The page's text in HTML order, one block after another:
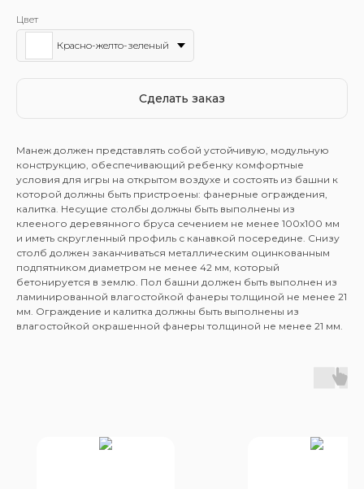
Цвет
Красно-желто-зеленый
Сделать заказ
Манеж должен представлять собой устойчивую, модульную
конструкцию, обеспечивающий ребенку комфортные
условия для игры на открытом воздухе и состоять из башни к
которой должны быть пристроены: фанерные ограждения,
калитка. Несущие столбы должны быть выполнены из
клееного деревянного бруса сечением не менее 100х100 мм
и иметь скругленный профиль с канавкой посередине. Снизу
столб должен заканчиваться металлическим оцинкованным
подпятником диаметром не менее 42 мм, который
бетонируется в землю. Пол башни должен быть выполнен из
ламинированной влагостойкой фанеры толщиной не менее 21
мм. Ограждение и калитка должны быть выполнены из
влагостойкой окрашенной фанеры толщиной не менее 21 мм.